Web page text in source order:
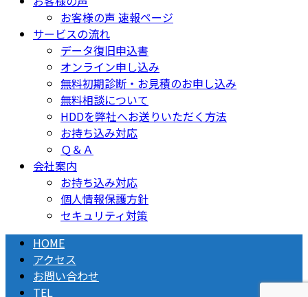
お客様の声 速報ページ
サービスの流れ
データ復旧申込書
オンライン申し込み
無料初期診断・お見積のお申し込み
無料相談について
HDDを弊社へお送りいただく方法
お持ち込み対応
Ｑ＆Ａ
会社案内
お持ち込み対応
個人情報保護方針
セキュリティ対策
HOME
アクセス
お問い合わせ
TEL